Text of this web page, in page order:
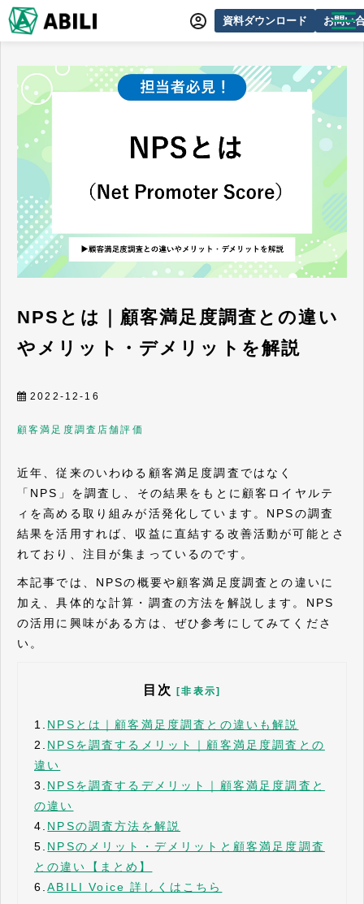
資料ダウンロード お問い
サービス一覧
導入事例
動画制作事例
できるをふやす研究所
NPSとは｜顧客満足度調査との違い
やメリット・デメリットを解説
2022-12-16
顧客満足度調査 店舗評価
近年、従来のいわゆる顧客満足度調査ではなく
「NPS」を調査し、その結果をもとに顧客ロイヤルテ
ィを高める取り組みが活発化しています。NPSの調査
結果を活用すれば、収益に直結する改善活動が可能とさ
れており、注目が集まっているのです。
本記事では、NPSの概要や顧客満足度調査との違いに
加え、具体的な計算・調査の方法を解説します。NPS
の活用に興味がある方は、ぜひ参考にしてみてくださ
い。
目次 [非表示]
1. NPSとは｜顧客満足度調査との違いも解説
2. NPSを調査するメリット｜顧客満足度調査との
違い
3. NPSを調査するデメリット｜顧客満足度調査と
の違い
4. NPSの調査方法を解説
5. NPSのメリット・デメリットと顧客満足度調査
との違い【まとめ】
6.ABILI Voice 詳しくはこちら